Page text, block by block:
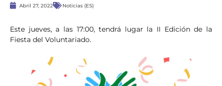
Abril 27, 2022 Noticias (ES)
Este jueves, a las 17:00, tendrá lugar la II Edición de la
Fiesta del Voluntariado.